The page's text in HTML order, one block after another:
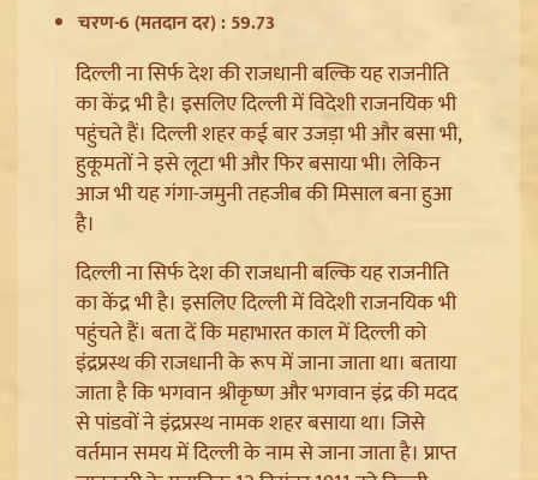
Badrinath Temple Theft Case: मुख्य आरोपी प्रमोद
नौटियाल को जेल ले जाया गया, अब सह-आरोपी की Assets की
होगी जांच
Sant Ravidas Nagar की नाम बहाली का Mayawati ने किया
स्वागत, UP Govt से की अन्य जिलों पर बड़ी मांग
चरण-6 (मतदान दर) : 59.73
दिल्ली ना सिर्फ देश की राजधानी बल्कि यह राजनीति
का केंद्र भी है। इसलिए दिल्ली में विदेशी राजनयिक भी
पहुंचते हैं। दिल्ली शहर कई बार उजड़ा भी और बसा भी,
हुकूमतों ने इसे लूटा भी और फिर बसाया भी। लेकिन
आज भी यह गंगा-जमुनी तहजीब की मिसाल बना हुआ
है।
दिल्ली ना सिर्फ देश की राजधानी बल्कि यह राजनीति
का केंद्र भी है। इसलिए दिल्ली में विदेशी राजनयिक भी
पहुंचते हैं। बता दें कि महाभारत काल में दिल्ली को
इंद्रप्रस्थ की राजधानी के रूप में जाना जाता था। बताया
जाता है कि भगवान श्रीकृष्ण और भगवान इंद्र की मदद
से पांडवों ने इंद्रप्रस्थ नामक शहर बसाया था। जिसे
वर्तमान समय में दिल्ली के नाम से जाना जाता है। प्राप्त